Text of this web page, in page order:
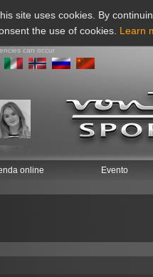
site uses cookies. By
the use of cookies. Learn
can occur
online Evento